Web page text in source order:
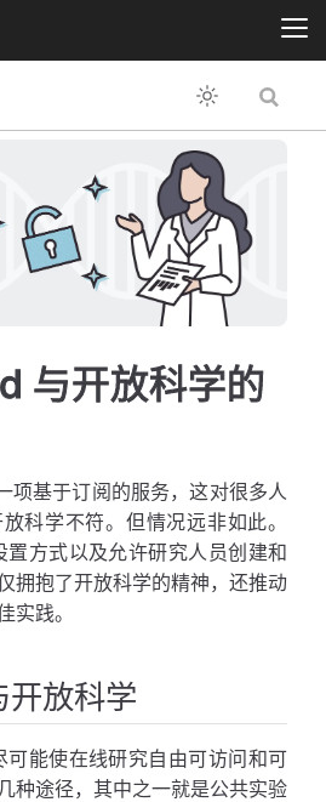
与开放科学的
项基于订阅的服务，这对很多人
科学不符。但情况远非如此。
方式以及允许研究人员创建和
拥抱了开放科学的精神，还推动
实践。
开放科学
能使在线研究自由可访问和可
种途径，其中之一就是公共实验